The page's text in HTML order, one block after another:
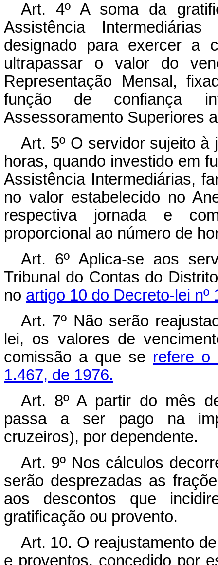
Art. 4º A soma da
Assistência
designado para exercer a
ultrapassar o valor do
Representação Mensal,
função de confiança
Assessoramento Superiores
Art. 5º O servidor sujeito
horas, quando investido em
Assistência Intermediárias,
no valor estabelecido no
respectiva jornada e
proporcional ao número de
Art. 6º Aplica-se aos
Tribunal do Contas do
no artigo 10 do Decreto-lei
Art. 7º Não serão
lei, os valores de
comissão a que se refere o
1.467, de 1976.
Art. 8º A partir do mês
passa a ser pago na
cruzeiros), por dependente.
Art. 9º Nos cálculos
serão desprezadas as
aos descontos que
gratificação ou provento.
Art. 10. O reajustamento
e proventos, concedido por